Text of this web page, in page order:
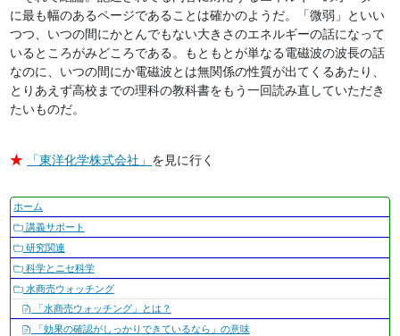
に最も幅のあるページであることは確かのようだ。「微弱」といい
つつ、いつの間にかとんでもない大きさのエネルギーの話になって
いるところがみどころである。もともとが単なる電磁波の波長の話
なのに、いつの間にか電磁波とは無関係の性質が出てくるあたり、
とりあえず高校までの理科の教科書をもう一回読み直していただき
たいものだ。
★ 「東洋化学株式会社」 を見に行く
ナ
ビ
ゲ
ー
シ
ョ
ン
ホーム
講義サポート
研究関連
科学とニセ科学
水商売ウォッチング
「水商売ウォッチング」とは？
「効果の確認がしっかりできているなら」の意味